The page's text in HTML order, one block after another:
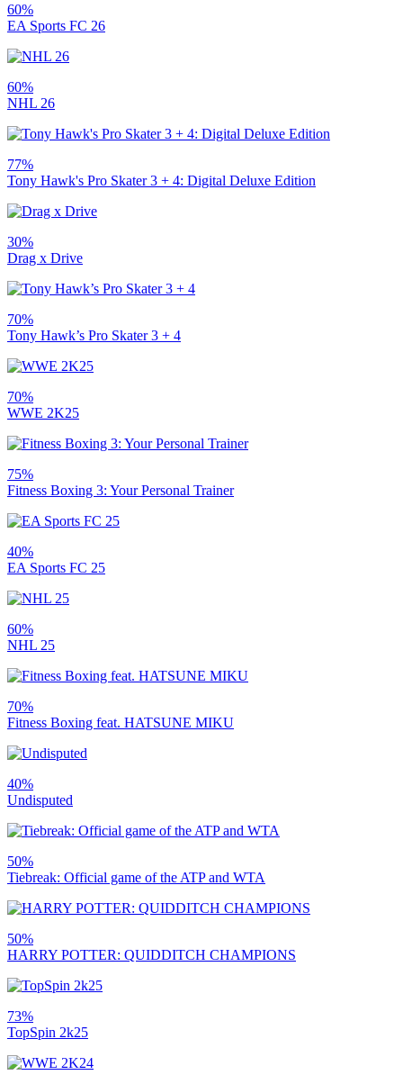
60%
EA Sports FC 26
60%
NHL 26
77%
Tony Hawk's Pro Skater 3 + 4: Digital Deluxe Edition
30%
Drag x Drive
70%
Tony Hawk’s Pro Skater 3 + 4
70%
WWE 2K25
75%
Fitness Boxing 3: Your Personal Trainer
40%
EA Sports FC 25
60%
NHL 25
70%
Fitness Boxing feat. HATSUNE MIKU
40%
Undisputed
50%
Tiebreak: Official game of the ATP and WTA
50%
HARRY POTTER: QUIDDITCH CHAMPIONS
73%
TopSpin 2k25